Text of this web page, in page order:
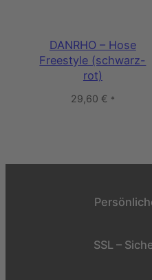
DANRHO – Hose
Freestyle (schwarz-
rot)
29,60 € *
SSL –